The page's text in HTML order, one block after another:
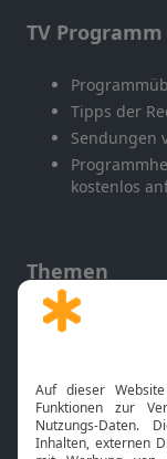
TV Programm
Tipps der
Sendungen
kostenlos
Themen
Gott und
Neuigkeiten